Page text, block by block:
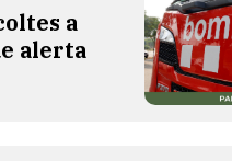
a
alerta